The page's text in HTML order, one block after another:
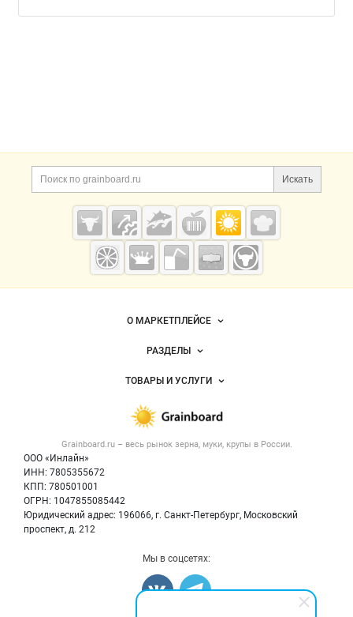
Дополнительная информация
Поиск по сайту и
Искать
Cсылки на полезные проекты
Grainboard.ru
— зерно и
мука
Важные разделы и контакты
Grainboard.ru – весь рынок зерна, муки, крупы в России.
ООО «Инлайн»
ИНН: 7805355672
КПП: 780501001
ОГРН: 1047855085442
Юридический адрес: 196066, г. Санкт-Петербург, Московский
проспект, д. 212
Навигация по сайтуО МАРКЕТПЛЕЙСЕ
Новости Grainboard.ru
Размещение рекламы
Публичная оферта
Контактная информация
Политика обработки персональных данных
РАЗДЕЛЫ
Объявления
Новости рынка
ТОВАРЫ И УСЛУГИ
Крупы
Мука
Мы в соцсетях: